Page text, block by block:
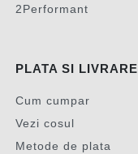
2Performant
PLATA SI LIVRARE
Cum cumpar
Vezi cosul
Metode de plata